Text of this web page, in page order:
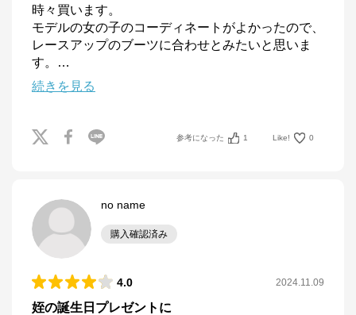
時々買います。
モデルの女の子のコーディネートがよかったので、
レースアップのブーツに合わせとみたいと思いま
す。
…
続きを見る
参考になった 1 Like! 0
no name
購入確認済み
4.0 2024.11.09
姪の誕生日プレゼントに